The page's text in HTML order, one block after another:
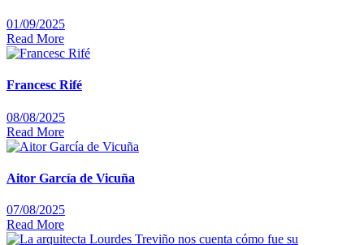
01/09/2025
Read More
Francesc Rifé
08/08/2025
Read More
Aitor García de Vicuña
07/08/2025
Read More